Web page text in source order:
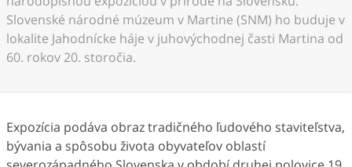
Slovenské národné múzeum v Martine (SNM) ho buduje v
lokalite Jahodnícke háje v juhovýchodnej časti Martina od
60. rokov 20. storočia.
Expozícia podáva obraz tradičného ľudového staviteľstva,
bývania a spôsobu života obyvateľov oblastí